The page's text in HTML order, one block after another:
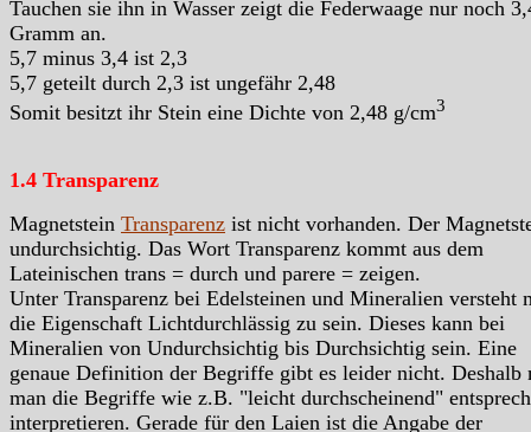
Tauchen sie ihn in Wasser zeigt die Federwaage nur noch
Gramm an.
5,7 minus 3,4 ist 2,3
5,7 geteilt durch 2,3 ist ungefähr 2,48
Somit besitzt ihr Stein eine Dichte von 2,48 g/cm3
1.4 Transparenz
Magnetstein Transparenz ist nicht vorhanden. Der
undurchsichtig. Das Wort Transparenz kommt aus dem
Lateinischen trans = durch und parere = zeigen.
Unter Transparenz bei Edelsteinen und Mineralien versteht
die Eigenschaft Lichtdurchlässig zu sein. Dieses kann bei
Mineralien von Undurchsichtig bis Durchsichtig sein. Eine
genaue Definition der Begriffe gibt es leider nicht. Deshalb
man die Begriffe wie z.B. "leicht durchscheinend"
interpretieren. Gerade für den Laien ist die Angabe der